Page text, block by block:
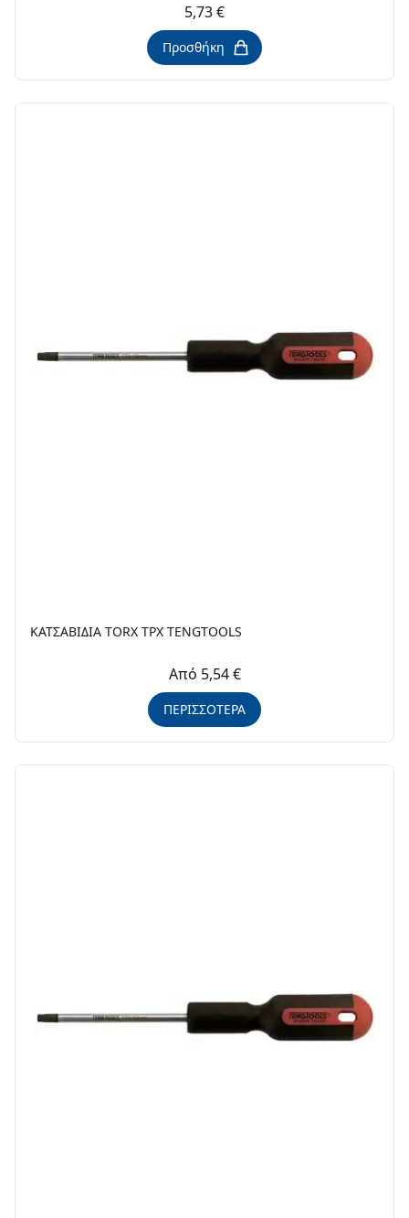
5,73 €
Προσθήκη
ΚΑΤΣΑΒΙΔΙΑ ΤΟRΧ TPX TENGTOOLS
Από 5,54 €
ΠΕΡΙΣΣΟΤΕΡΑ